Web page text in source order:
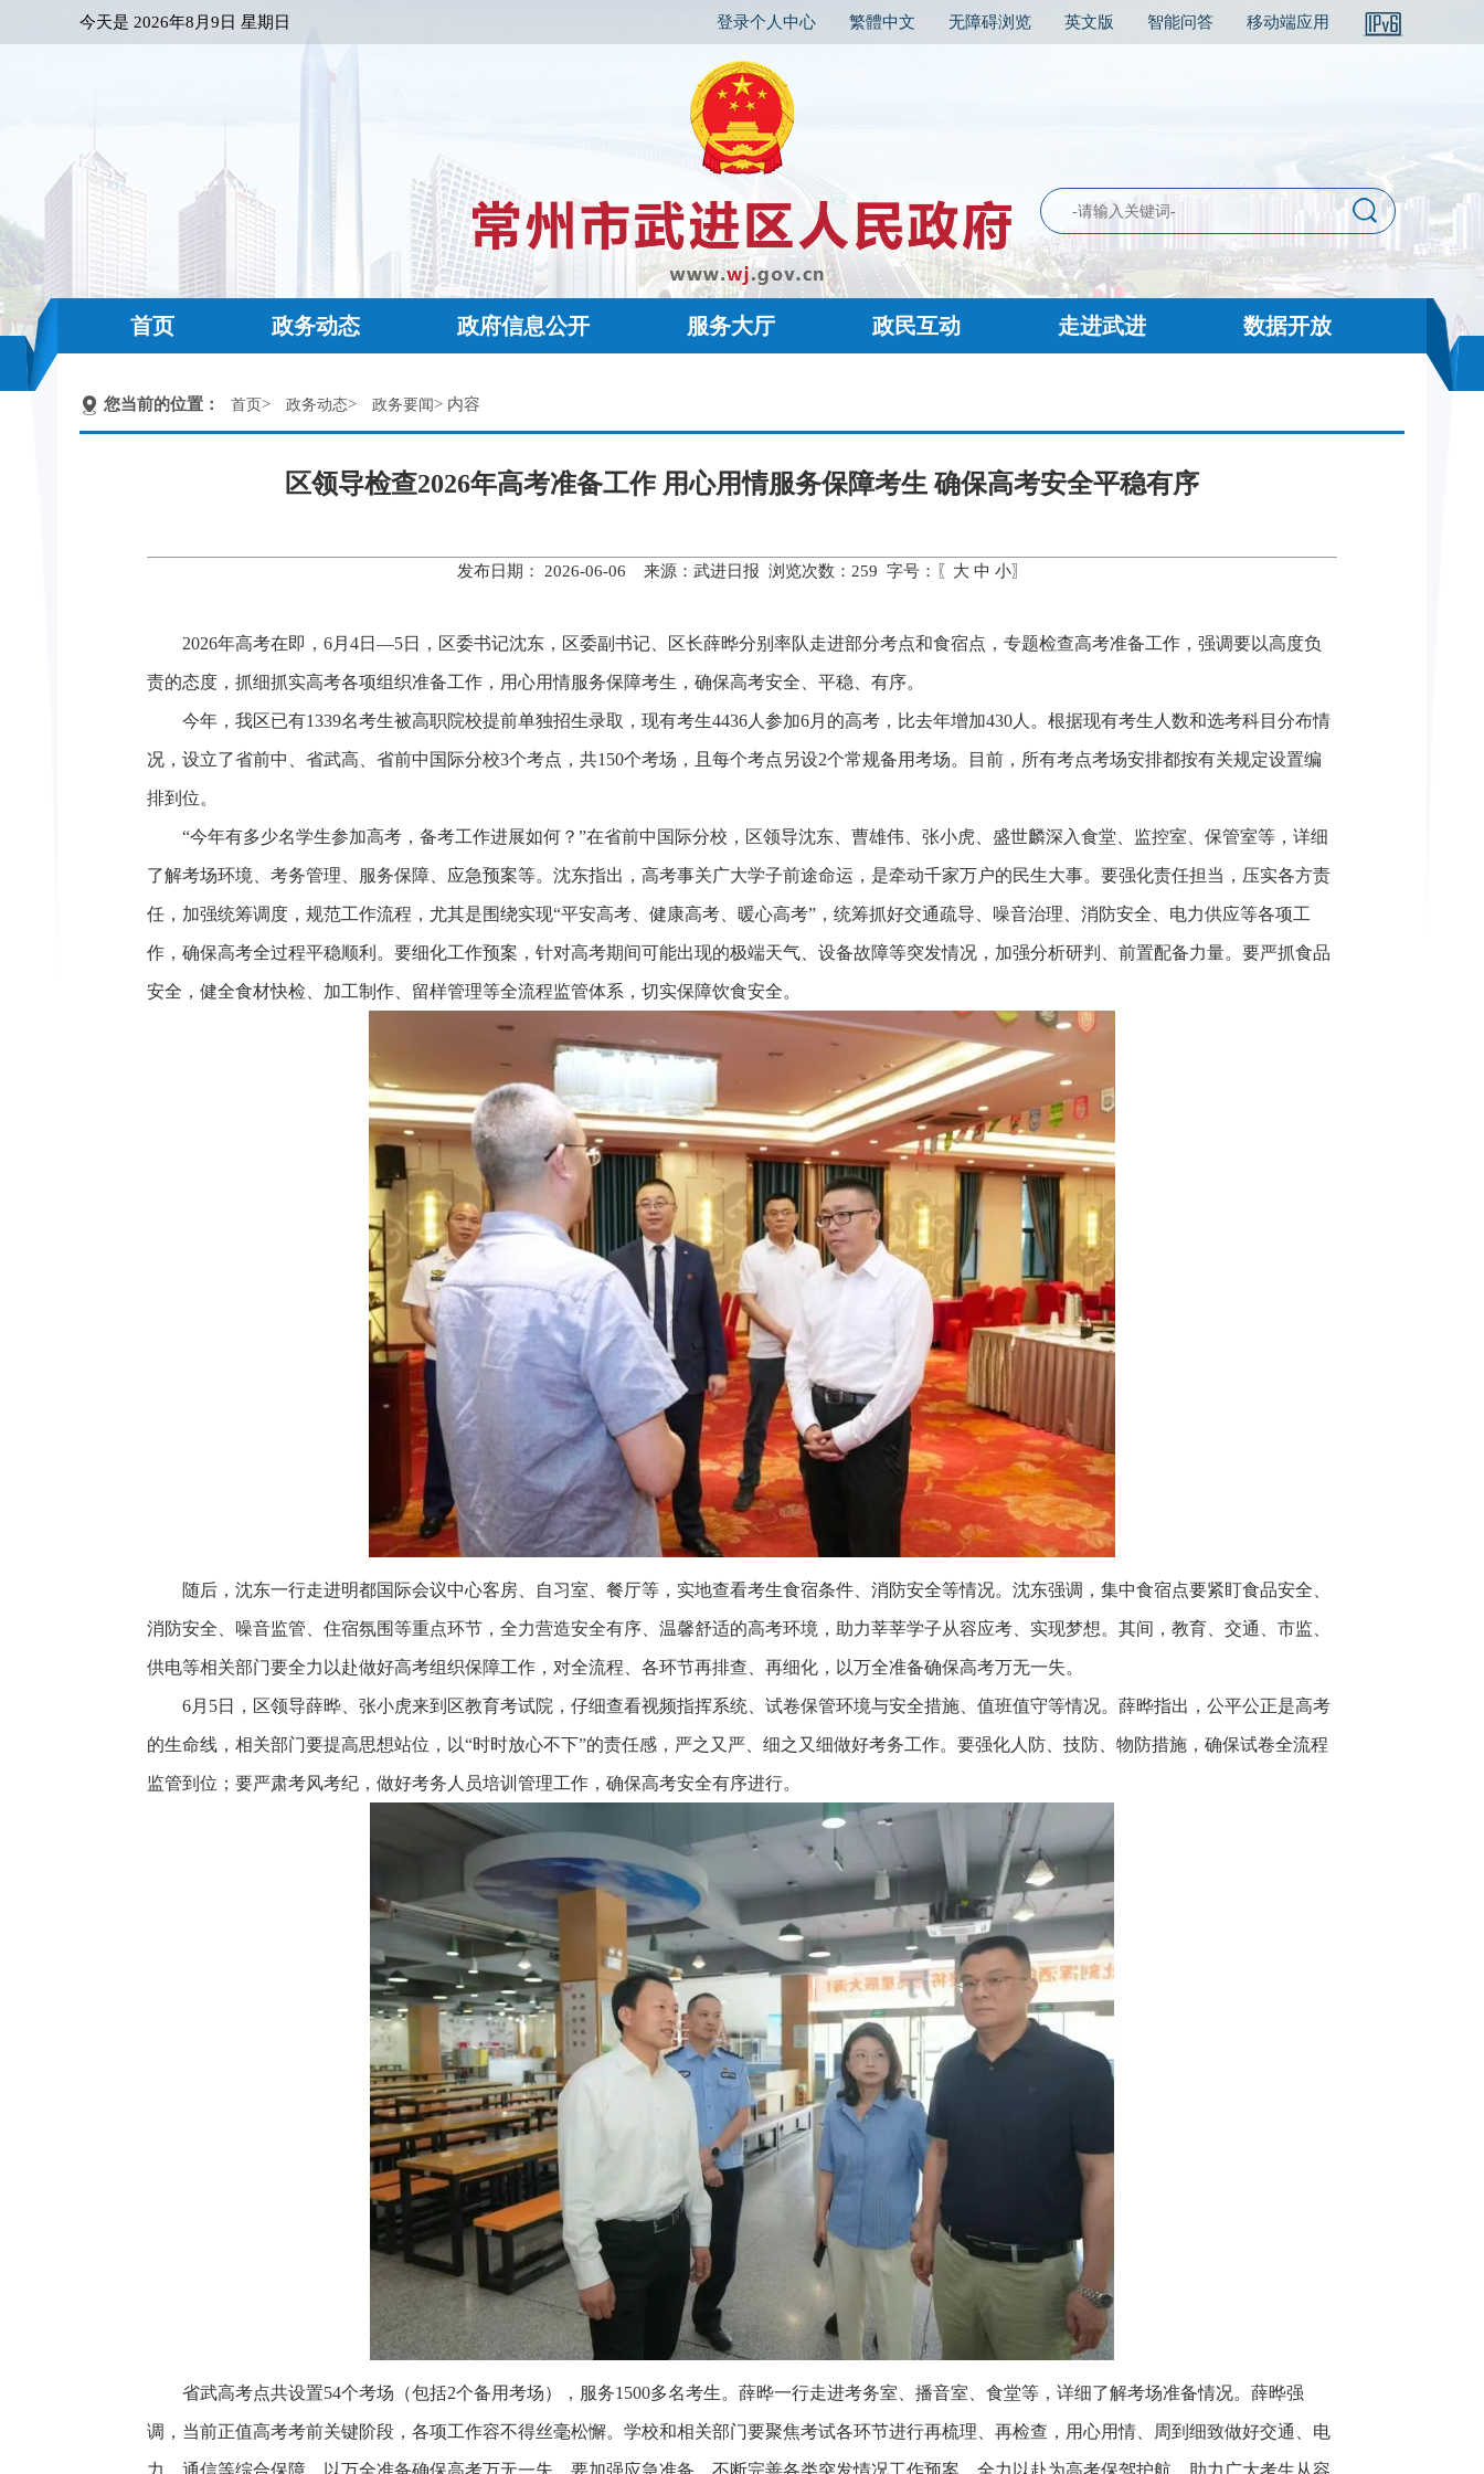
今天是 2026年8月9日 星期日 登录个人中心 繁體中文 无障碍浏览 英文版 智能问答 移动端应用
首页 政务动态 政府信息公开 服务大厅 政民互动 走进武进 数据开放
您当前的位置： 首页> 政务动态> 政务要闻> 内容
区领导检查2026年高考准备工作 用心用情服务保障考生 确保高考安全平稳有序
发布日期： 2026-06-06 来源：武进日报 浏览次数： 259 字号：〖 大 中 小〗
2026年高考在即，6月4日—5日，区委书记沈东，区委副书记、区长薛晔分别率队走进部分考点和食宿点，专题检查高考准备工作，强调要以高度负
责的态度，抓细抓实高考各项组织准备工作，用心用情服务保障考生，确保高考安全、平稳、有序。
今年，我区已有1339名考生被高职院校提前单独招生录取，现有考生4436人参加6月的高考，比去年增加430人。根据现有考生人数和选考科目分布情
况，设立了省前中、省武高、省前中国际分校3个考点，共150个考场，且每个考点另设2个常规备用考场。目前，所有考点考场安排都按有关规定设置编
排到位。
“今年有多少名学生参加高考，备考工作进展如何？”在省前中国际分校，区领导沈东、曹雄伟、张小虎、盛世麟深入食堂、监控室、保管室等，详细
了解考场环境、考务管理、服务保障、应急预案等。沈东指出，高考事关广大学子前途命运，是牵动千家万户的民生大事。要强化责任担当，压实各方责
任，加强统筹调度，规范工作流程，尤其是围绕实现“平安高考、健康高考、暖心高考”，统筹抓好交通疏导、噪音治理、消防安全、电力供应等各项工
作，确保高考全过程平稳顺利。要细化工作预案，针对高考期间可能出现的极端天气、设备故障等突发情况，加强分析研判、前置配备力量。要严抓食品
安全，健全食材快检、加工制作、留样管理等全流程监管体系，切实保障饮食安全。
随后，沈东一行走进明都国际会议中心客房、自习室、餐厅等，实地查看考生食宿条件、消防安全等情况。沈东强调，集中食宿点要紧盯食品安全、
消防安全、噪音监管、住宿氛围等重点环节，全力营造安全有序、温馨舒适的高考环境，助力莘莘学子从容应考、实现梦想。其间，教育、交通、市监、
供电等相关部门要全力以赴做好高考组织保障工作，对全流程、各环节再排查、再细化，以万全准备确保高考万无一失。
6月5日，区领导薛晔、张小虎来到区教育考试院，仔细查看视频指挥系统、试卷保管环境与安全措施、值班值守等情况。薛晔指出，公平公正是高考
的生命线，相关部门要提高思想站位，以“时时放心不下”的责任感，严之又严、细之又细做好考务工作。要强化人防、技防、物防措施，确保试卷全流程
监管到位；要严肃考风考纪，做好考务人员培训管理工作，确保高考安全有序进行。
省武高考点共设置54个考场（包括2个备用考场），服务1500多名考生。薛晔一行走进考务室、播音室、食堂等，详细了解考场准备情况。薛晔强
调，当前正值高考考前关键阶段，各项工作容不得丝毫松懈。学校和相关部门要聚焦考试各环节进行再梳理、再检查，用心用情、周到细致做好交通、电
力、通信等综合保障，以万全准备确保高考万无一失。要加强应急准备，不断完善各类突发情况工作预案，全力以赴为高考保驾护航，助力广大考生从容